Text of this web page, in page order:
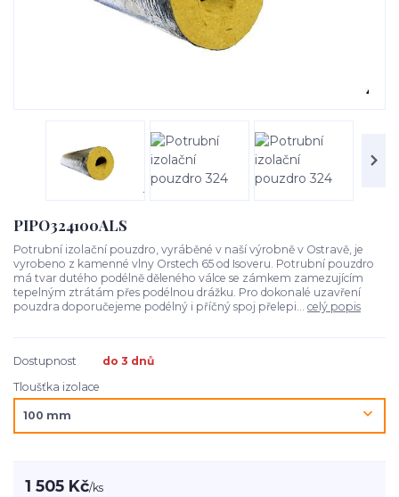
PIPO324100ALS
Potrubní izolační pouzdro, vyráběné v naší výrobně v Ostravě, je
vyrobeno z kamenné vlny Orstech 65 od Isoveru. Potrubní pouzdro
má tvar dutého podélně děleného válce se zámkem zamezujícím
tepelným ztrátám přes podélnou drážku. Pro dokonalé uzavření
pouzdra doporučejeme podélný i příčný spoj přelepi... celý popis
Dostupnost
do 3 dnů
Tloušťka izolace
1 505 Kč/ks